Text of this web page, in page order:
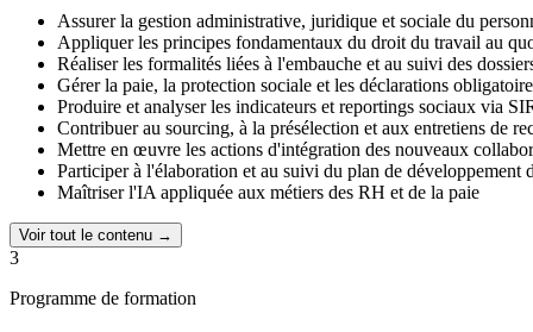
Pourquoi choisir cette formation ?
Certification officielle: Un titre RNCP de niveau 5 (Bac+2)
Expertise technologique: Un module exclusif sur l'IA et un
Accompagnement humain: Un suivi personnalisé avec des
Témoignages d'apprenants
Les coachs et mentors sont très à l'écoute, il y a un réel suivi, la
Le rendez-vous de rentrée a été clair, structuré et rassurant. La
L'École Française, avec plus de 130 000 apprenants formés et
Profiter d'un coaching à la demande avec un mentor individuel
Assurer la gestion administrative, juridique et sociale du
Appliquer les principes fondamentaux du droit du travail au
Réaliser les formalités liées à l'embauche et au suivi des
Gérer la paie, la protection sociale et les déclarations
Produire et analyser les indicateurs et reportings sociaux via
Contribuer au sourcing, à la présélection et aux entretiens de
Mettre en œuvre les actions d'intégration des nouveaux
Participer à l'élaboration et au suivi du plan de développement
Maîtriser l'IA appliquée aux métiers des RH et de la paie
Voir tout le contenu →
3
Programme de formation